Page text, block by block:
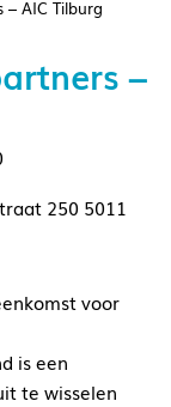
AIC Tilburg
–
250 5011
voor
is een
te wisselen